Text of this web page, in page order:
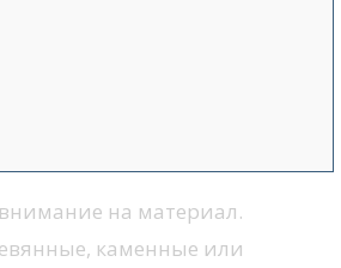
на материал.
каменные или